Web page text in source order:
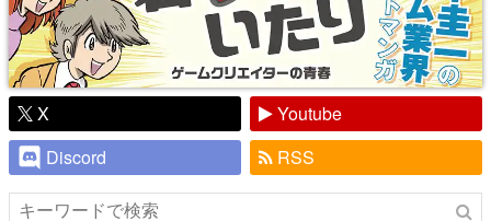
X
Youtube
Discord
RSS